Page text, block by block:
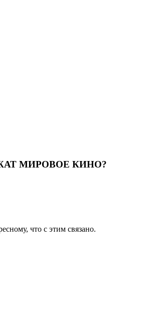
МИРОВОЕ КИНО?
что с этим связано.